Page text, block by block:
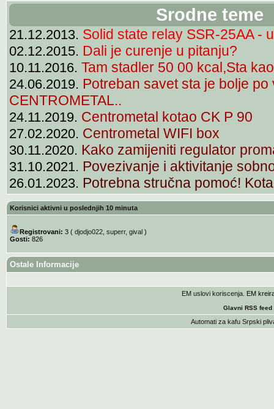
Srodne teme
21.12.2013. Solid state relay SSR-25AA -
02.12.2015. Dali je curenje u pitanju?
10.11.2016. Tam stadler 50 00 kcal,Sta
24.06.2019. Potreban savet sta je bolje po
CENTROMETAL..
24.11.2019. Centrometal kotao CK P 90
27.02.2020. Centrometal WIFI box
30.11.2020. Kako zamijeniti regulator
31.10.2021. Povezivanje i aktivitanje
26.01.2023. Potrebna stručna pomoć!
Korisnici aktivni u poslednjih 10 minuta
Registrovani: 3 ( djodjo022, superr, gival )
Gosti: 826
Ostale Informacije
EM uslovi koriscenja . EM
Glavni RSS feed
Automati za kafu Srpski